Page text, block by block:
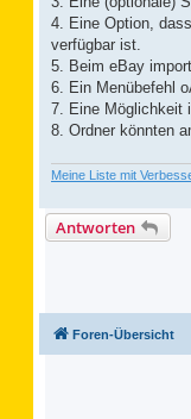
4. Eine Option,
verfügbar ist.
5. Beim eBay
6. Ein Menübefehl
7. Eine Möglichkeit
8. Ordner könnten
Meine Liste mit
Antworten
Foren-Übersicht